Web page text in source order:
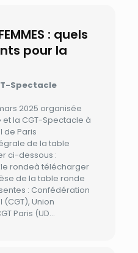
: quels
pour la
Spectacle
2025 organisée
et la CGT-Spectacle à
de Paris
de la table
ci-dessous :
rondeà télécharger
de la table ronde
: Confédération
Union
Paris (UD…